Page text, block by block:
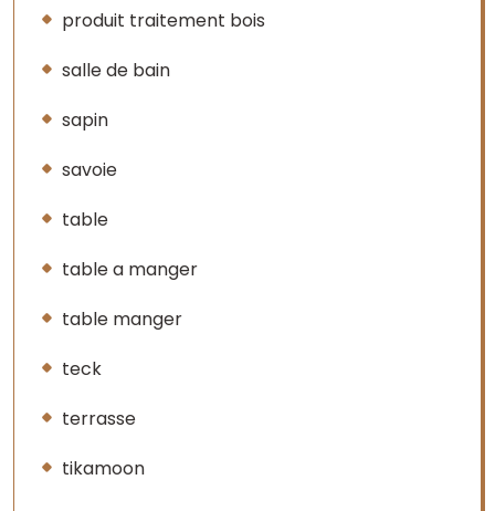
produit traitement bois
salle de bain
sapin
savoie
table
table a manger
table manger
teck
terrasse
tikamoon